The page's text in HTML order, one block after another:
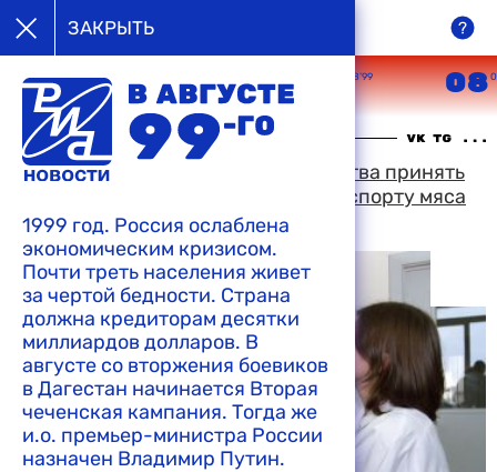
в августе
99-го
05 08’99 06 08’99 08
17:25 10-08-1999
Решение бельгийского правительства принять
условия Европейского союза по экспорту мяса
вызвало шквал критики в стране
ЗАКРЫТЬ
1999 год. Россия ослаблена
экономическим кризисом.
Почти треть населения живет
за чертой бедности. Страна
должна кредиторам десятки
миллиардов долларов. В
августе со вторжения боевиков
в Дагестан начинается Вторая
чеченская кампания. Тогда же
и.о. премьер-министра России
назначен Владимир Путин.